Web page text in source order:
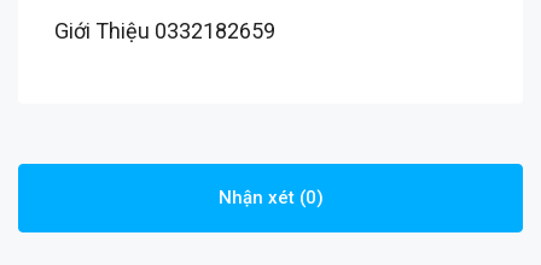
Giới Thiệu 0332182659
Nhận xét (0)